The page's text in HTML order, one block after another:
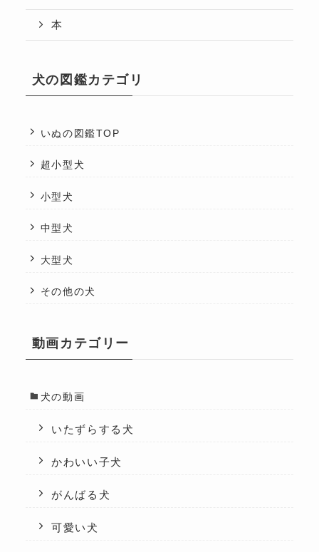
本
犬の図鑑カテゴリ
いぬの図鑑TOP
超小型犬
小型犬
中型犬
大型犬
その他の犬
動画カテゴリー
犬の動画
いたずらする犬
かわいい子犬
がんばる犬
可愛い犬